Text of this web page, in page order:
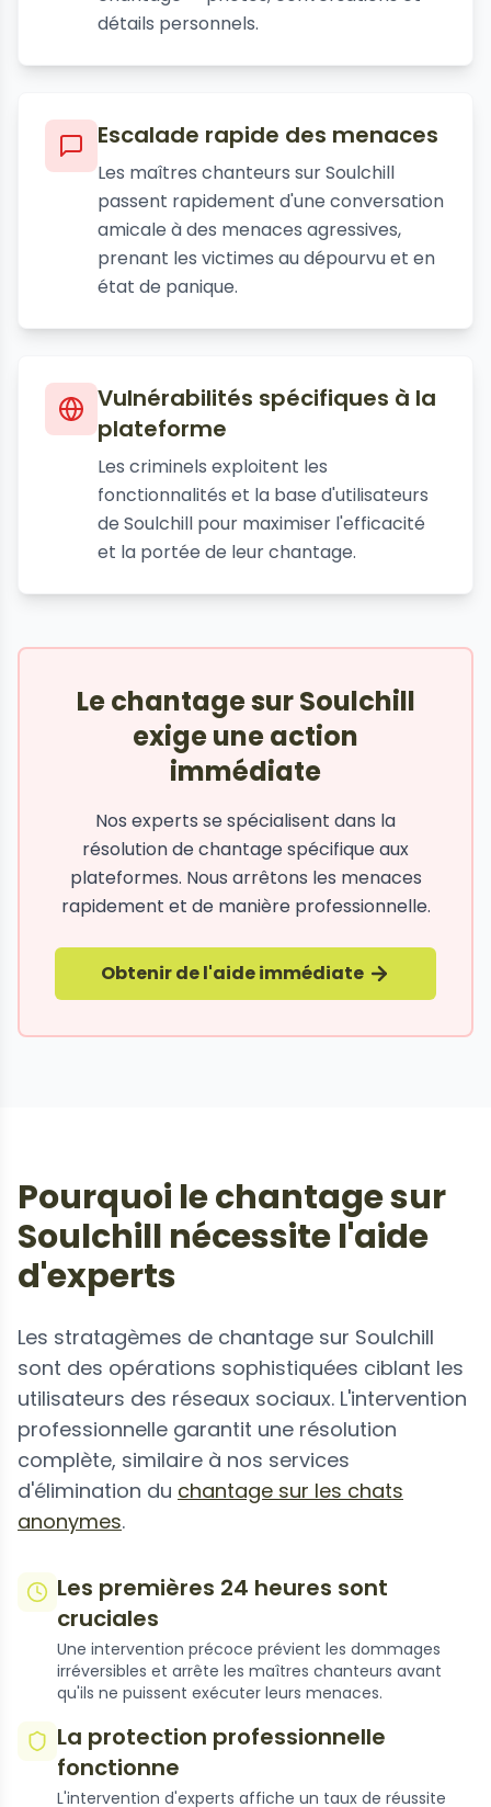
détails personnels.
Escalade rapide des menaces
Les maîtres chanteurs sur Soulchill
passent rapidement d'une conversation
amicale à des menaces agressives,
prenant les victimes au dépourvu et en
état de panique.
Vulnérabilités spécifiques à la
plateforme
Les criminels exploitent les
fonctionnalités et la base d'utilisateurs
de Soulchill pour maximiser l'efficacité
et la portée de leur chantage.
Le chantage sur Soulchill
exige une action
immédiate
Nos experts se spécialisent dans la
résolution de chantage spécifique aux
plateformes. Nous arrêtons les menaces
rapidement et de manière professionnelle.
Obtenir de l'aide immédiate
Pourquoi le chantage sur
Soulchill nécessite l'aide
d'experts
Les stratagèmes de chantage sur Soulchill
sont des opérations sophistiquées ciblant les
utilisateurs des réseaux sociaux. L'intervention
professionnelle garantit une résolution
complète, similaire à nos services
d'élimination du chantage sur les chats
anonymes.
Les premières 24 heures sont
cruciales
Une intervention précoce prévient les dommages
irréversibles et arrête les maîtres chanteurs avant
qu'ils ne puissent exécuter leurs menaces.
La protection professionnelle
fonctionne
L'intervention d'experts affiche un taux de réussite